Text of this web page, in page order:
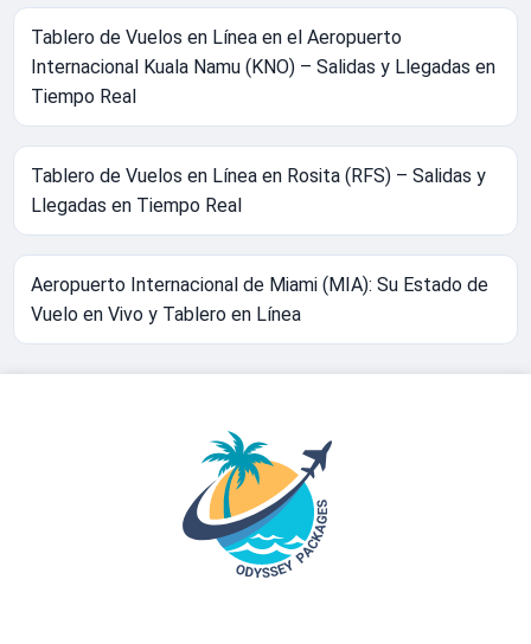
Tablero de Vuelos en Línea en el Aeropuerto
Internacional Kuala Namu (KNO) – Salidas y Llegadas en
Tiempo Real
Tablero de Vuelos en Línea en Rosita (RFS) – Salidas y
Llegadas en Tiempo Real
Aeropuerto Internacional de Miami (MIA): Su Estado de
Vuelo en Vivo y Tablero en Línea